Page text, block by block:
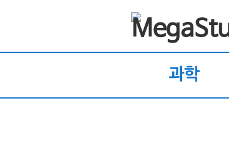
과학